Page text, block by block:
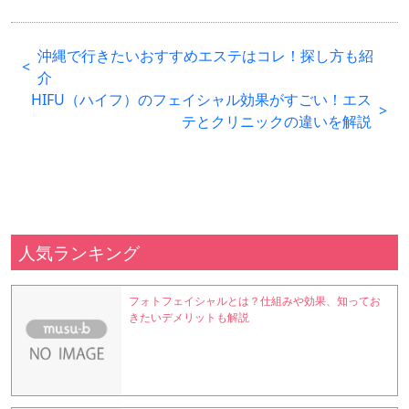
沖縄で行きたいおすすめエステはコレ！探し方も紹
介
HIFU（ハイフ）のフェイシャル効果がすごい！エス
テとクリニックの違いを解説
人気ランキング
フォトフェイシャルとは？仕組みや効果、知ってお
きたいデメリットも解説